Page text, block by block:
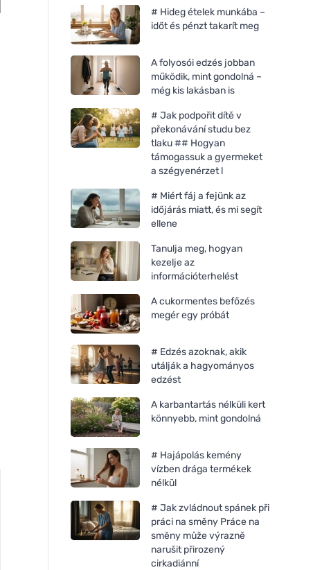
# Hideg ételek munkába –
időt és pénzt takarít meg
A folyosói edzés jobban
működik, mint gondolná –
még kis lakásban is
# Jak podpořit dítě v
překonávání studu bez
tlaku ## Hogyan
támogassuk a gyermeket
a szégyenérzet l
# Miért fáj a fejünk az
időjárás miatt, és mi segít
ellene
Tanulja meg, hogyan
kezelje az
információterhelést
A cukormentes befőzés
megér egy próbát
# Edzés azoknak, akik
utálják a hagyományos
edzést
A karbantartás nélküli kert
könnyebb, mint gondolná
# Hajápolás kemény
vízben drága termékek
nélkül
# Jak zvládnout spánek při
práci na směny Práce na
směny může výrazně
narušit přirozený
cirkadiánní